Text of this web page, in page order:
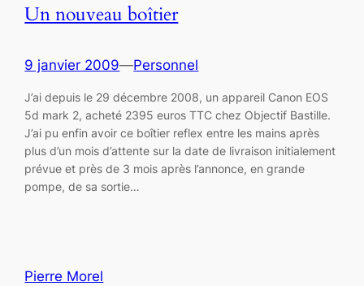
Un nouveau boîtier
9 janvier 2009—Personnel
J’ai depuis le 29 décembre 2008, un appareil Canon EOS
5d mark 2, acheté 2395 euros TTC chez Objectif Bastille.
J’ai pu enfin avoir ce boîtier reflex entre les mains après
plus d’un mois d’attente sur la date de livraison initialement
prévue et près de 3 mois après l’annonce, en grande
pompe, de sa sortie…
Pierre Morel